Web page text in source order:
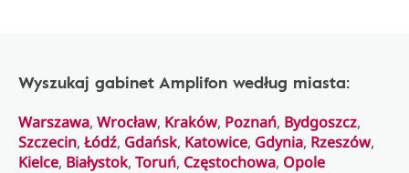
Wyszukaj gabinet Amplifon według miasta:
Warszawa, Wrocław, Kraków, Poznań, Bydgoszcz,
Szczecin, Łódź, Gdańsk, Katowice, Gdynia, Rzeszów,
Kielce, Białystok, Toruń, Częstochowa, Opole